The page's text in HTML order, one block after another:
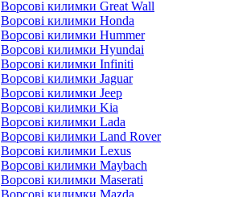
Ворсові килимки Great Wall
Ворсові килимки Honda
Ворсові килимки Hummer
Ворсові килимки Hyundai
Ворсові килимки Infiniti
Ворсові килимки Jaguar
Ворсові килимки Jeep
Ворсові килимки Kia
Ворсові килимки Lada
Ворсові килимки Land Rover
Ворсові килимки Lexus
Ворсові килимки Maybach
Ворсові килимки Maserati
Ворсові килимки Mazda